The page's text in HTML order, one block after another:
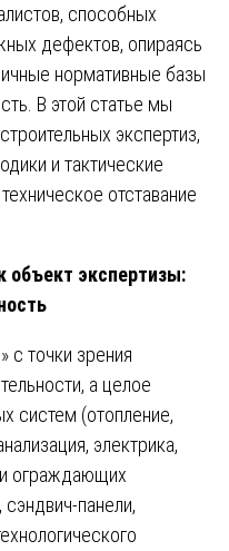
способных
дефектов, опираясь
нормативные базы
В этой статье мы
экспертиз,
и тактические
отставание
экспертизы:
с точки зрения
а целое
систем (отопление,
электрика,
ограждающих
панели,